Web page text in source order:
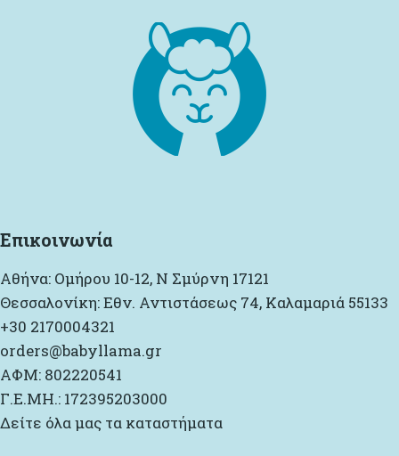
Επικοινωνία
Αθήνα: Ομήρου 10-12, Ν Σμύρνη 17121
Θεσσαλονίκη: Εθν. Αντιστάσεως 74, Καλαμαριά 55133
+30 2170004321
orders@babyllama.gr
ΑΦΜ: 802220541
Γ.Ε.ΜΗ.: 172395203000
Δείτε όλα μας τα καταστήματα